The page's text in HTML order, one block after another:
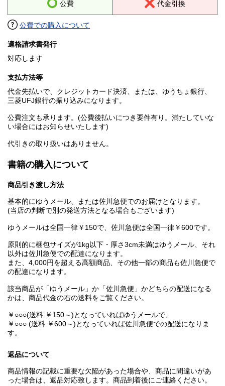
公費 代金引換
公費での購入について
適格請求書発行
対応します
支払方法等
代金先払いで、クレジットカード決済、または、ゆうちょ銀行、
三菱UFJ銀行の振り込みになります。
公費注文も承ります。(公費後払いにつき要件有り。満たしていな
い場合にはお知らせいたします)
代引きの取り扱いはありません。
書籍の購入について
商品引き渡し方法
基本的にゆうメール、または佐川急便でのお届けとなります。
(当店の判断で別の発送方法となる場合もございます)
ゆうメールは全国一律￥150で、佐川急便は全国一律￥600です。
原則的に梱包サイズが1kg以下・厚さ3cm未満はゆうメール、それ
以外は佐川急便での配達になります。
また、4,000円を超える高額商品、その他一部の商品も佐川急便で
の配達になります。
該当商品が「ゆうメール」か「佐川急便」かどちらの配送になる
かは、商品代金の右の送料をご覧ください。
￥○○○(送料:￥150～)となっていればゆうメールで、
￥○○○ (送料:￥600～)となっていれば佐川急便での配送になりま
す。
返品について
商品情報の記載に重要な欠陥があった場合や、商品に間違いがあ
った場合は、返品対応致します。商品到着後にご連絡ください。